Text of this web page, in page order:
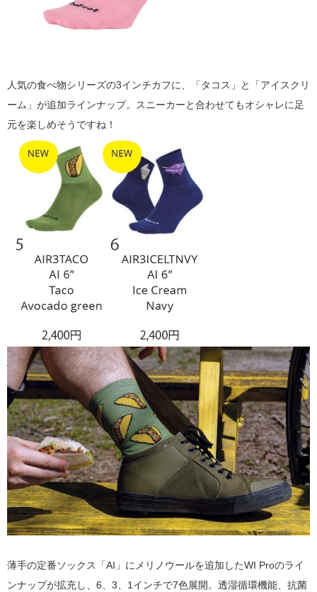
人気の食べ物シリーズの3インチカフに、「タコス」と「アイスクリ
ーム」が追加ラインナップ。スニーカーと合わせてもオシャレに足
元を楽しめそうですね！
薄手の定番ソックス「AI」にメリノウールを追加したWI Proのライ
ンナップが拡充し、6、3、1インチで7色展開。透湿循環機能、抗菌